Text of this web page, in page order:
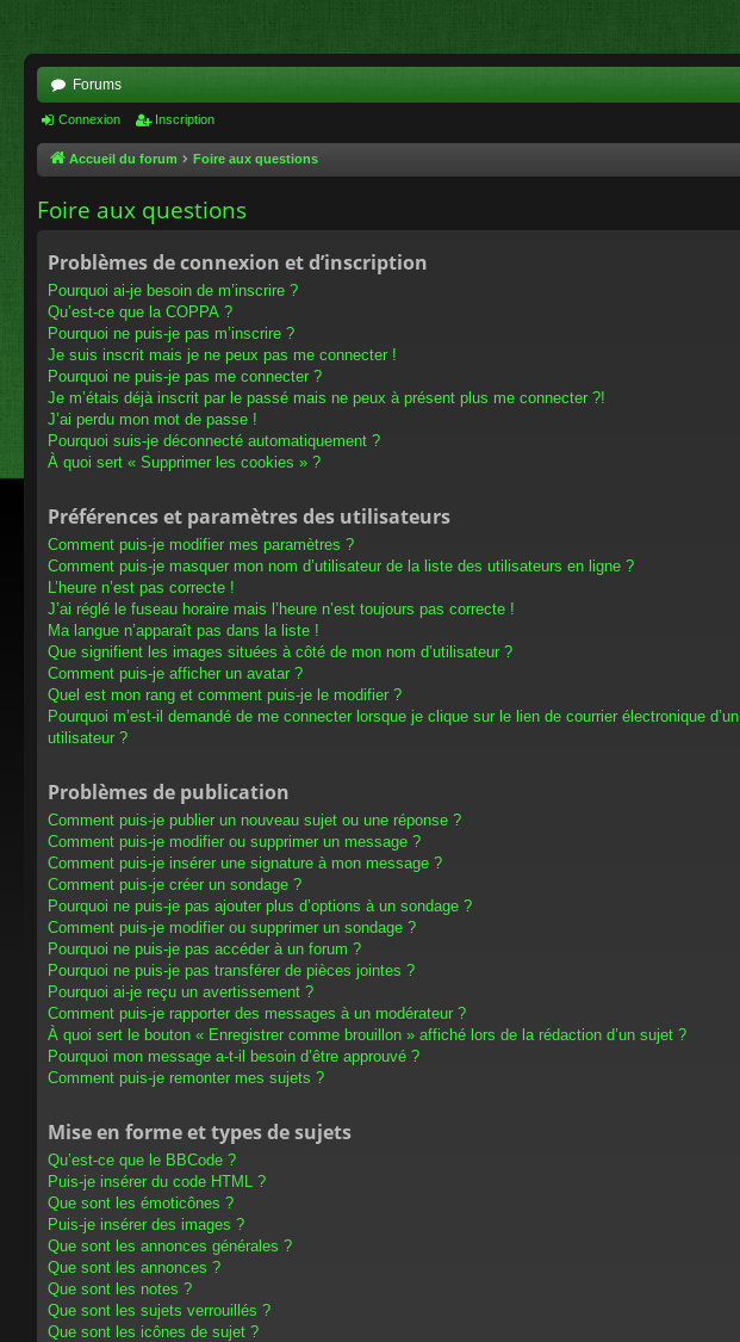
Forums
Connexion Inscription
Accueil du forum Foire aux questions
Foire aux questions
Problèmes de connexion et d’inscription
Pourquoi ai-je besoin de m’inscrire ?
Qu’est-ce que la COPPA ?
Pourquoi ne puis-je pas m’inscrire ?
Je suis inscrit mais je ne peux pas me connecter !
Pourquoi ne puis-je pas me connecter ?
Je m’étais déjà inscrit par le passé mais ne peux à présent plus me connecter ?!
J’ai perdu mon mot de passe !
Pourquoi suis-je déconnecté automatiquement ?
À quoi sert « Supprimer les cookies » ?
Préférences et paramètres des utilisateurs
Comment puis-je modifier mes paramètres ?
Comment puis-je masquer mon nom d’utilisateur de la liste des utilisateurs en ligne ?
L’heure n’est pas correcte !
J’ai réglé le fuseau horaire mais l’heure n’est toujours pas correcte !
Ma langue n’apparaît pas dans la liste !
Que signifient les images situées à côté de mon nom d’utilisateur ?
Comment puis-je afficher un avatar ?
Quel est mon rang et comment puis-je le modifier ?
Pourquoi m’est-il demandé de me connecter lorsque je clique sur le lien de courrier électronique d’un
utilisateur ?
Problèmes de publication
Comment puis-je publier un nouveau sujet ou une réponse ?
Comment puis-je modifier ou supprimer un message ?
Comment puis-je insérer une signature à mon message ?
Comment puis-je créer un sondage ?
Pourquoi ne puis-je pas ajouter plus d’options à un sondage ?
Comment puis-je modifier ou supprimer un sondage ?
Pourquoi ne puis-je pas accéder à un forum ?
Pourquoi ne puis-je pas transférer de pièces jointes ?
Pourquoi ai-je reçu un avertissement ?
Comment puis-je rapporter des messages à un modérateur ?
À quoi sert le bouton « Enregistrer comme brouillon » affiché lors de la rédaction d’un sujet ?
Pourquoi mon message a-t-il besoin d’être approuvé ?
Comment puis-je remonter mes sujets ?
Mise en forme et types de sujets
Qu’est-ce que le BBCode ?
Puis-je insérer du code HTML ?
Que sont les émoticônes ?
Puis-je insérer des images ?
Que sont les annonces générales ?
Que sont les annonces ?
Que sont les notes ?
Que sont les sujets verrouillés ?
Que sont les icônes de sujet ?